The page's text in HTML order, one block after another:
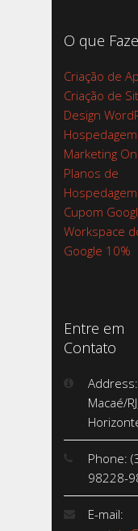
O que
Criação de
Criação de
Design
Hospedagem
Marketing
Planos de
Hospedagem
Cupom
Workspace
Google 10%
Entre em
Contato
Address:
Macaé/
Phone:
98228-
E-mail: